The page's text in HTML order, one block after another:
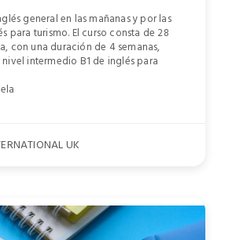
general en las mañanas y por las
para turismo. El curso consta de 28
con una duración de 4 semanas,
intermedio B1 de inglés para
UK